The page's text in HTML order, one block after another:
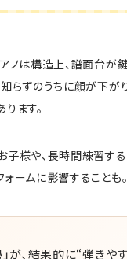
ノは構造上、譜面台が
らずのうちに顔が下が
ます。
子様や、長時間練習す
ームに影響することも。
が、結果的に“弾きや